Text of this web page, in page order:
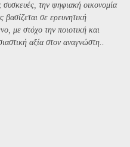
συσκευές, την ψηφιακή οικονομία
σε ερευνητική
με στόχο την ποιοτική και
αξία στον αναγνώστη..